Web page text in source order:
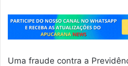
Uma fraude contra a